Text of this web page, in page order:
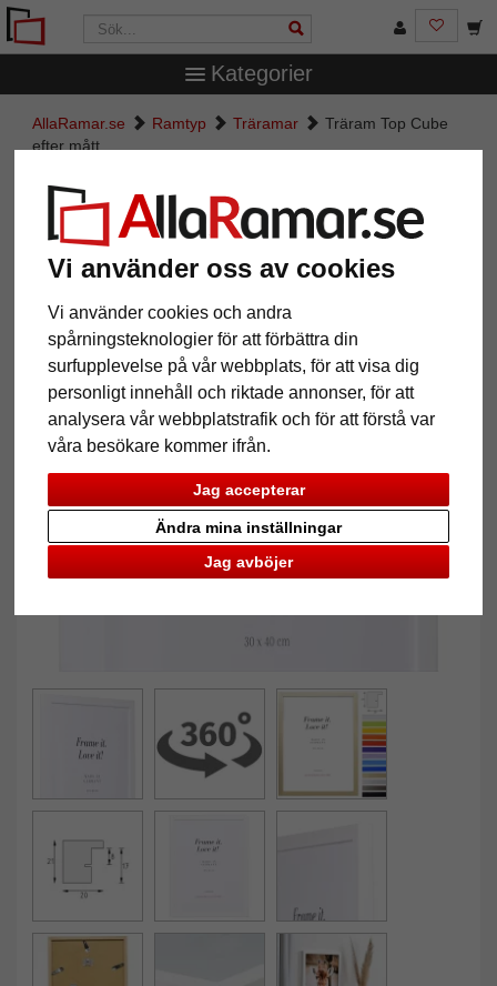
Vi använder oss av cookies
Vi använder cookies och andra
spårningsteknologier för att förbättra din
surfupplevelse på vår webbplats, för att visa dig
personligt innehåll och riktade annonser, för att
analysera vår webbplatstrafik och för att förstå var
våra besökare kommer ifrån.
Jag accepterar
Jag avböjer
Ändra mina inställningar
Kategorier
AllaRamar.se Ramtyp Träramar
Träram Top Cube
efter mått
Träram Top Cube efter mått